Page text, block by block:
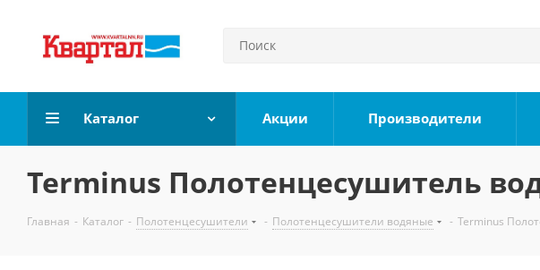
Каталог Акции Производители
Terminus Полотенцесушитель
Главная - Каталог - Полотенцесушители - Полотенцесушители водяные - Terminus